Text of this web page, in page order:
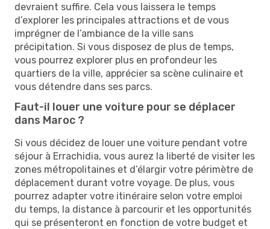
devraient suffire. Cela vous laissera le temps
d’explorer les principales attractions et de vous
imprégner de l’ambiance de la ville sans
précipitation. Si vous disposez de plus de temps,
vous pourrez explorer plus en profondeur les
quartiers de la ville, apprécier sa scène culinaire et
vous détendre dans ses parcs.
Faut-il louer une voiture pour se déplacer
dans Maroc ?
Si vous décidez de louer une voiture pendant votre
séjour à Errachidia, vous aurez la liberté de visiter les
zones métropolitaines et d’élargir votre périmètre de
déplacement durant votre voyage. De plus, vous
pourrez adapter votre itinéraire selon votre emploi
du temps, la distance à parcourir et les opportunités
qui se présenteront en fonction de votre budget et